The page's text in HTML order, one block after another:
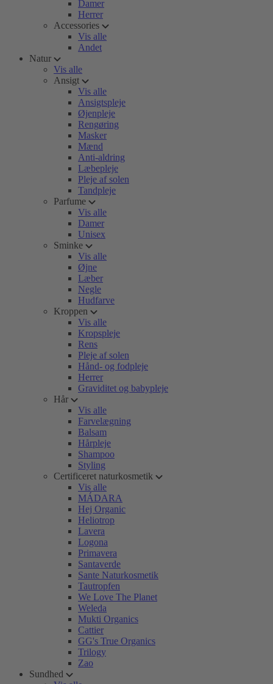
Damer
Herrer
Accessories
Vis alle
Andet
Natur
Vis alle
Ansigt
Vis alle
Ansigtspleje
Øjenpleje
Rengøring
Masker
Mænd
Anti-aldring
Læbepleje
Pleje af solen
Tandpleje
Parfume
Vis alle
Damer
Unisex
Sminke
Vis alle
Øjne
Læber
Negle
Hudfarve
Kroppen
Vis alle
Kropspleje
Rens
Pleje af solen
Hånd- og fodpleje
Herrer
Graviditet og babypleje
Hår
Vis alle
Farvelægning
Balsam
Hårpleje
Shampoo
Styling
Certificeret naturkosmetik
Vis alle
MÁDARA
Hej Organic
Heliotrop
Lavera
Logona
Primavera
Santaverde
Sante Naturkosmetik
Tautropfen
We Love The Planet
Weleda
Mukti Organics
Cattier
GG's True Organics
Trilogy
Zao
Sundhed